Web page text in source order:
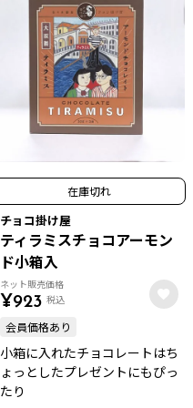
在庫切れ
チョコ掛け屋
ティラミスチョコアーモン
ド小箱入
ネット販売価格
¥923 税込
会員価格あり
小箱に入れたチョコレートはち
ょっとしたプレゼントにもぴっ
たり